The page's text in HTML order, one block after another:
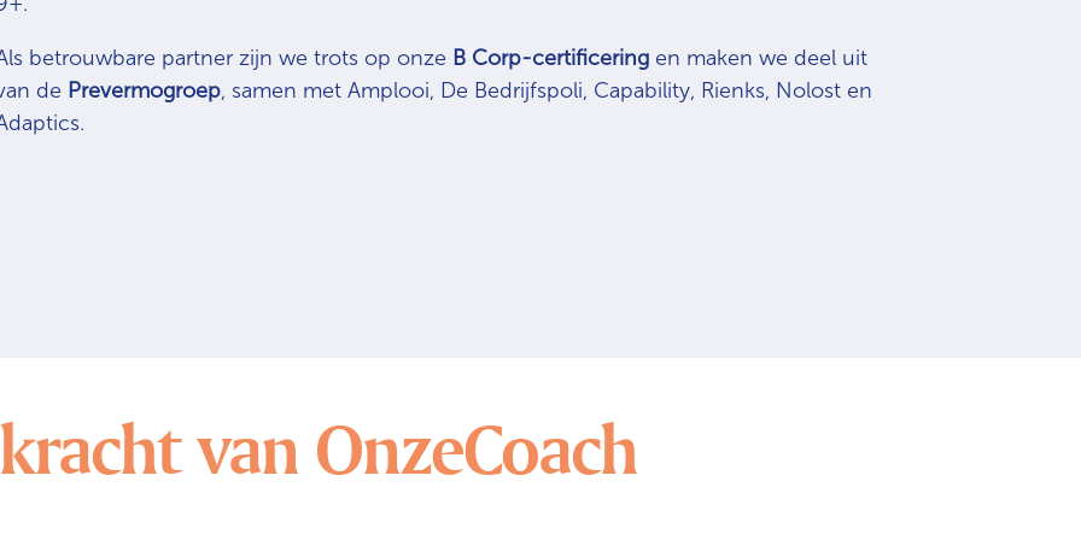
betrouwbare partner zijn we trots op onze B Corp-certificering en maken we deel uit
de Prevermogroep, samen met Amplooi, De Bedrijfspoli, Capability, Rienks, Nolost en
van OnzeCoach